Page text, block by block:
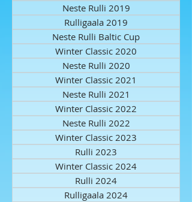
Neste Rulli 2019
Rulligaala 2019
Neste Rulli Baltic Cup
Winter Classic 2020
Neste Rulli 2020
Winter Classic 2021
Neste Rulli 2021
Winter Classic 2022
Neste Rulli 2022
Winter Classic 2023
Rulli 2023
Winter Classic 2024
Rulli 2024
Rulligaala 2024